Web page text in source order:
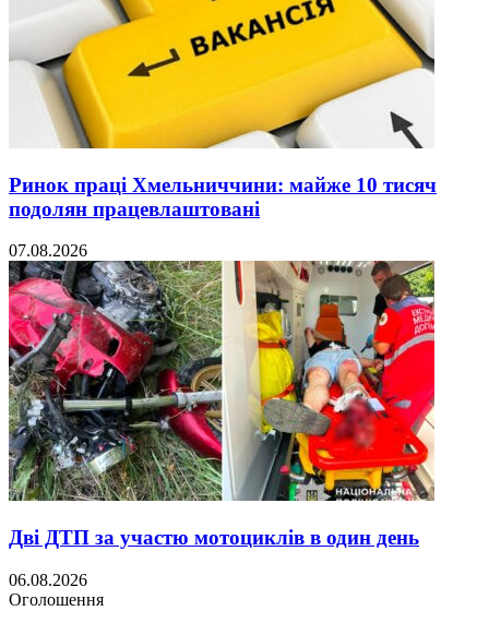
Ринок праці Хмельниччини: майже 10 тисяч
подолян працевлаштовані
07.08.2026
Дві ДТП за участю мотоциклів в один день
06.08.2026
Оголошення